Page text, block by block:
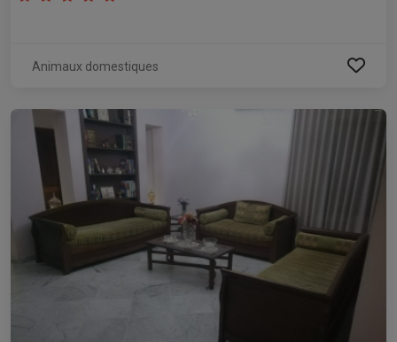
Animaux domestiques